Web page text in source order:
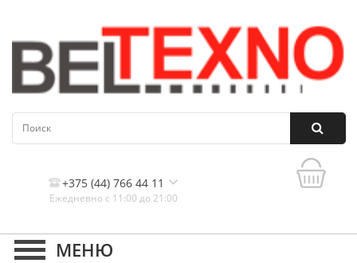
+375 (44) 766 44 11
Ежедневно с 11:00 до 21:00